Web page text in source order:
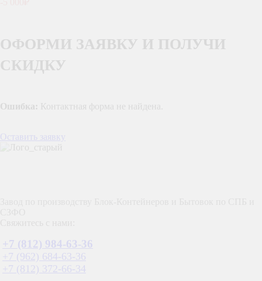
ОФОРМИ ЗАЯВКУ И ПОЛУЧИ
СКИДКУ
Ошибка: Контактная форма не найдена.
Оставить заявку
+7 (812) 984-63-36
+7 (962) 684-63-36
+7 (812) 372-66-34